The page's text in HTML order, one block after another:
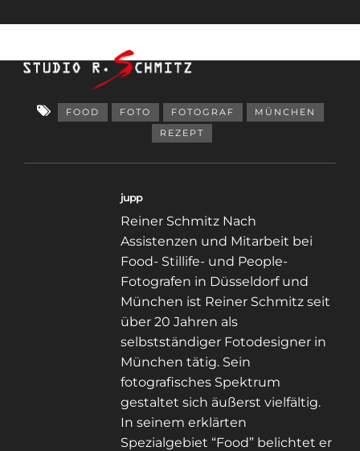
FOOD FOTO FOTOGRAF
MÜNCHEN
REZEPT
jupp
Reiner Schmitz Nach
Assistenzen und Mitarbeit bei
Food- Stillife- und People-
Fotografen in Düsseldorf und
München ist Reiner Schmitz seit
über 20 Jahren als
selbstständiger Fotodesigner in
München tätig. Sein
fotografisches Spektrum
gestaltet sich äußerst vielfältig.
In seinem erklärten
Spezialgebiet “Food” belichtet er